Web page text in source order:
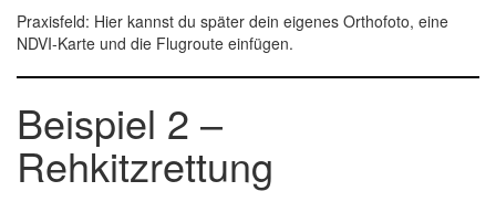
Praxisfeld: Hier kannst du später dein eigenes Orthofoto, eine
NDVI-Karte und die Flugroute einfügen.
Beispiel 2 –
Rehkitzrettung